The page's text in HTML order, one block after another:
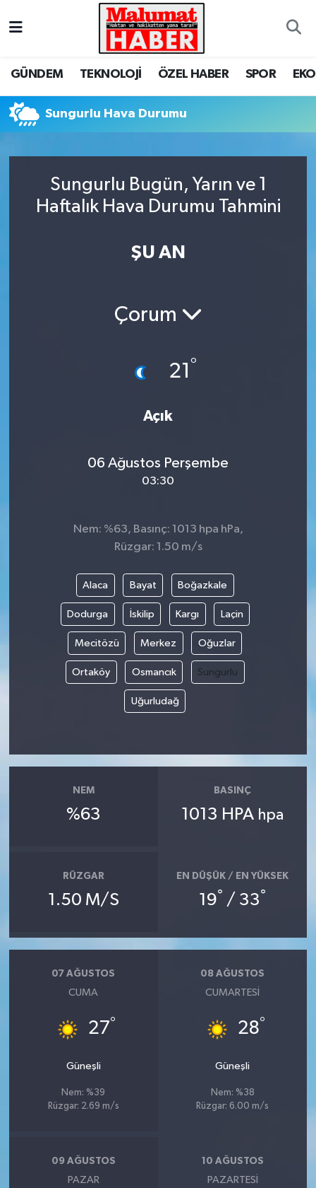
GÜNDEM TEKNOLOJİ ÖZEL HABER SPOR
Sungurlu Hava Durumu
Sungurlu Bugün, Yarın ve 1
Haftalık Hava Durumu Tahmini
ŞU AN
Çorum
21 °
Açık
06 Ağustos Perşembe
03:30
Nem: %63, Basınç: 1013 hpa hPa,
Rüzgar: 1.50 m/s
Alaca Bayat Boğazkale
Dodurga İskilip Kargı Laçin
Mecitözü Merkez Oğuzlar
Ortaköy Osmancık Sungurlu
Uğurludağ
NEM
%63
BASINÇ
1013 HPA hpa
RÜZGAR
1.50 M/S
EN DÜŞÜK / EN YÜKSEK
19° / 33°
07 AĞUSTOS
CUMA
27°
Güneşli
Nem: %39
Rüzgar: 2.69 m/s
08 AĞUSTOS
CUMARTESI
28°
Güneşli
Nem: %38
Rüzgar: 6.00 m/s
09 AĞUSTOS
PAZAR
10 AĞUSTOS
PAZARTESI
Nöbetçi Eczaneler
Tüm Manşetler